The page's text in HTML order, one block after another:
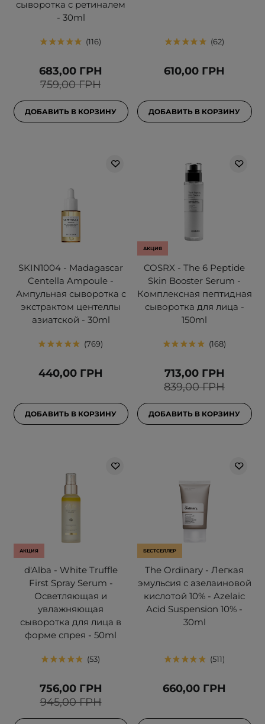
сыворотка с ретиналем
- 30ml
116
759,00 ГРН
683,00 ГРН
ДОБАВИТЬ В КОРЗИНУ
62
610,00 ГРН
ДОБАВИТЬ В КОРЗИНУ
SKIN1004 - Madagascar
Centella Ampoule -
Ампульная сыворотка с
экстрактом центеллы
азиатской - 30ml
769
440,00 ГРН
ДОБАВИТЬ В КОРЗИНУ
АКЦИЯ
COSRX - The 6 Peptide
Skin Booster Serum -
Комплексная пептидная
сыворотка для лица -
150ml
168
839,00 ГРН
713,00 ГРН
ДОБАВИТЬ В КОРЗИНУ
АКЦИЯ
d'Alba - White Truffle
First Spray Serum -
Осветляющая и
увлажняющая
сыворотка для лица в
форме спрея - 50ml
53
945,00 ГРН
756,00 ГРН
БЕСТСЕЛЛЕР
The Ordinary - Легкая
эмульсия с азелаиновой
кислотой 10% - Azelaic
Acid Suspension 10% -
30ml
511
660,00 ГРН